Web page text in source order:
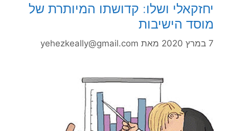
יחזקאלי ושלו: קדושתו המיותרת של
מוסד הישיבות
7 במרץ 2020 מאת yehezkeally@gmail.com